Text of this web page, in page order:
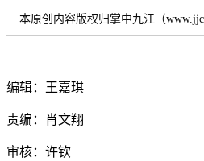
本原创内容版权归掌中九江（
编辑：王嘉琪
责编：肖文翔
审核：许钦